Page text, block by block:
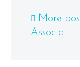
More
Associati